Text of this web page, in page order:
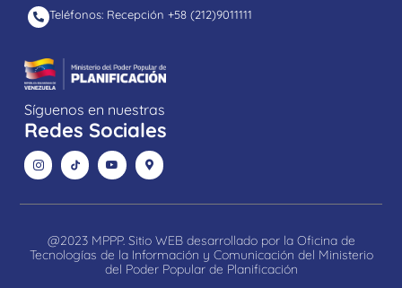
Teléfonos: Recepción +58 ​(212)9011111
Síguenos en nuestras
Redes Sociales
@2023 MPPP. Sitio WEB desarrollado por la Oficina de
Tecnologías de la Información y Comunicación del Ministerio
del Poder Popular de Planificación